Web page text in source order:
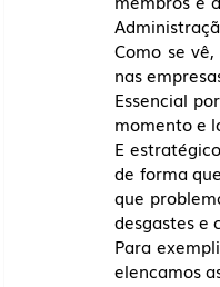
Como se
nas
Essencial
momento e
E
de forma
que
desgastes e
Para
elencamos